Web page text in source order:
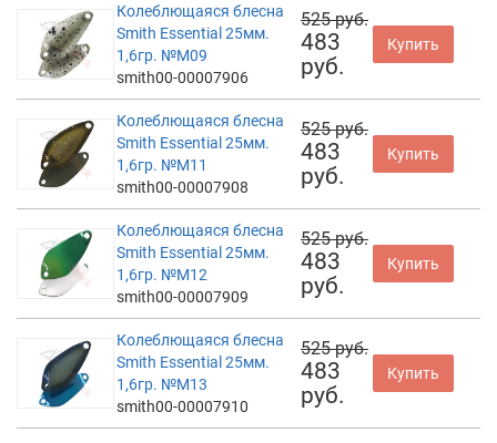
Колеблющаяся блесна
Smith Essential 25мм.
1,6гр. №M09
smith00-00007906
525 руб.
483
руб.
Купить
Колеблющаяся блесна
Smith Essential 25мм.
1,6гр. №M11
smith00-00007908
525 руб.
483
руб.
Купить
Колеблющаяся блесна
Smith Essential 25мм.
1,6гр. №M12
smith00-00007909
525 руб.
483
руб.
Купить
Колеблющаяся блесна
Smith Essential 25мм.
1,6гр. №M13
smith00-00007910
525 руб.
483
руб.
Купить